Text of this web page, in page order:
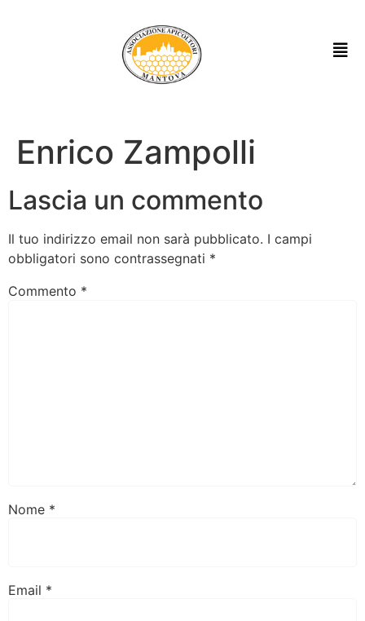
Enrico Zampolli
Lascia un commento
Il tuo indirizzo email non sarà pubblicato. I campi
obbligatori sono contrassegnati *
Commento *
Nome *
Email *